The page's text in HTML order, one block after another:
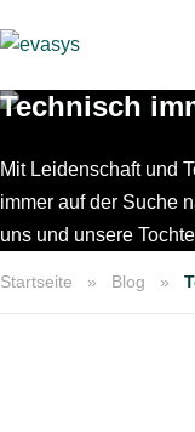
Technisch
Mit Leidenschaft und
immer auf der Suche
uns und unsere
Startseite Blog